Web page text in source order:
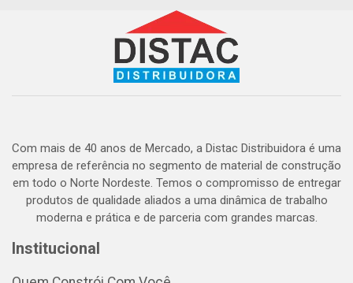
Com mais de 40 anos de Mercado, a Distac Distribuidora é uma
empresa de referência no segmento de material de construção
em todo o Norte Nordeste. Temos o compromisso de entregar
produtos de qualidade aliados a uma dinâmica de trabalho
moderna e prática e de parceria com grandes marcas.
Institucional